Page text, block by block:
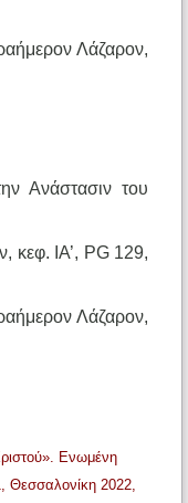
Λάζαρον,
Ανάστασιν του
κεφ. ΙΑ’, PG 129,
Λάζαρον,
Ενωμένη
Θεσσαλονίκη 2022,